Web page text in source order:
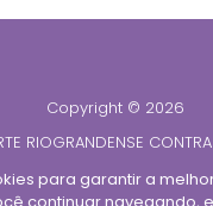
Copyright © 2026
RIOGRANDENSE
CNPJ 08.428.765/0001-39
para garantir a